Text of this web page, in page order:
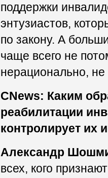
поддержки
энтузиастов,
по закону. А
чаще всего не
нерационально, не
CNews: Каким
реабилитации
контролирует их
Александр
всех, кого